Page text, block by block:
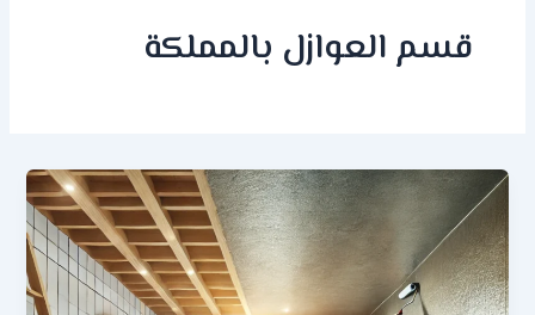
قسم العوازل بالمملكة